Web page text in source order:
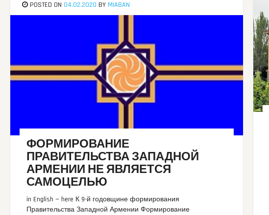
POSTED ON 04.02.2020 BY MIABAN
ФОРМИРОВАНИЕ
ПРАВИТЕЛЬСТВА ЗАПАДНОЙ
АРМЕНИИ НЕ ЯВЛЯЕТСЯ
САМОЦЕЛЬЮ
in English — here К 9-й годовщине формирования
Правительства Западной Армении Формирование